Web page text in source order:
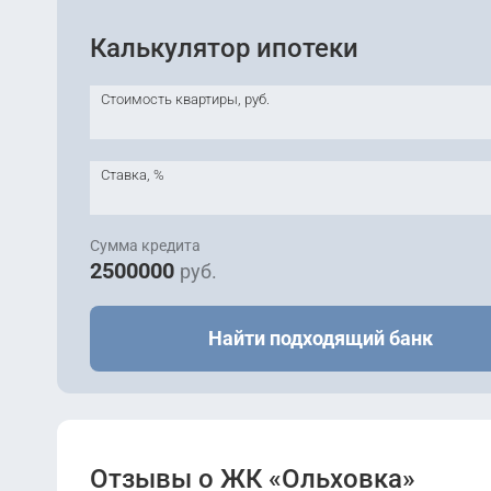
Калькулятор ипотеки
Стоимость квартиры, руб.
Ставка, %
Сумма кредита
2500000 руб.
Найти подходящий банк
Отзывы о ЖК «Ольховка»